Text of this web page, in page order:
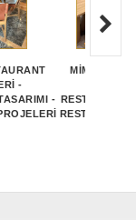
-
-
MİMARİ
RESTAURANT